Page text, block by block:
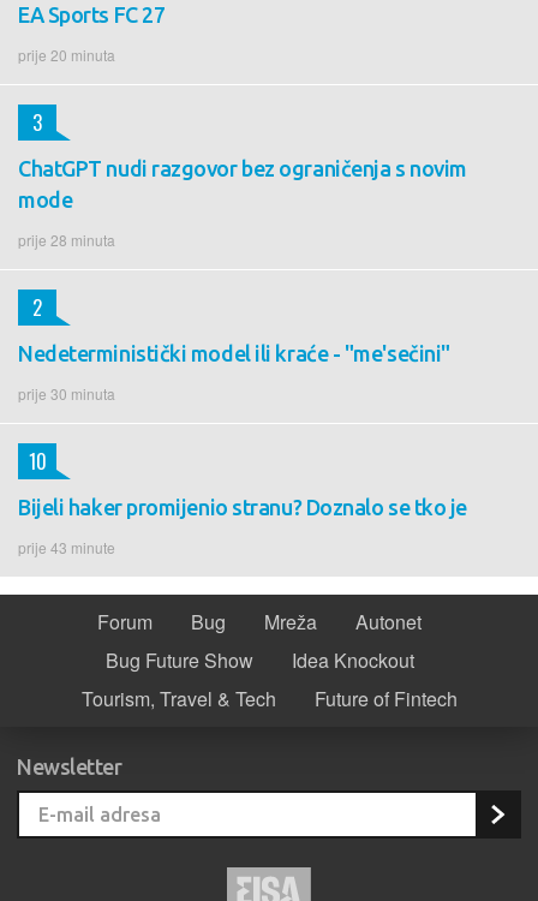
EA Sports FC 27
prije 20 minuta
ChatGPT nudi razgovor bez ograničenja s novim
mode
prije 28 minuta
3
Nedeterministički model ili kraće - "me'sečini"
prije 30 minuta
2
Bijeli haker promijenio stranu? Doznalo se tko je
prije 43 minute
10
Forum Bug Mreža
Autonet
Bug Future Show
Idea Knockout
Tourism, Travel & Tech
Future of Fintech
Newsletter